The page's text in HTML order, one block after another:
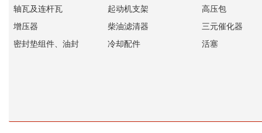
轴瓦及连杆瓦
起动机支架
高压包
增压器
柴油滤清器
三元催化器
密封垫组件、油封
冷却配件 活塞